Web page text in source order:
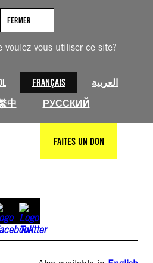
voulez-vous utiliser ce site?
FRANÇAIS
العربية
中 РУССКИЙ
FERMER
FAITES UN DON